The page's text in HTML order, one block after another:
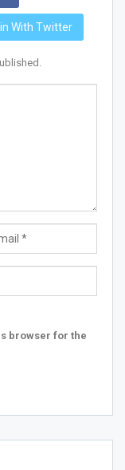
With Twitter
browser for the